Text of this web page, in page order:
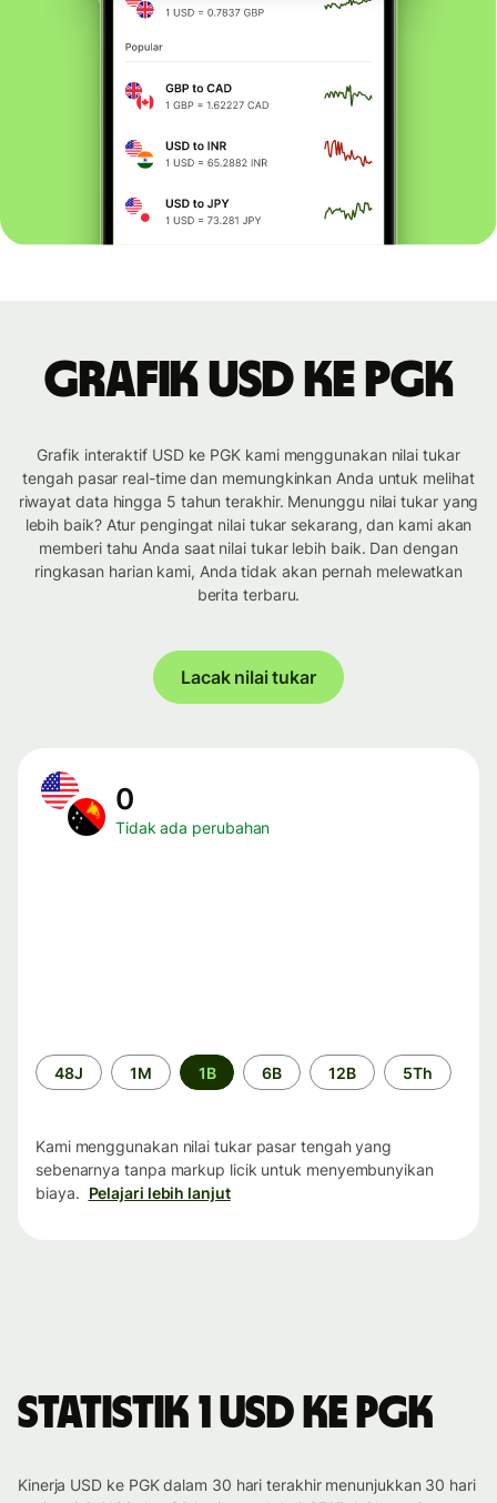
Grafik USD ke PGK
Grafik interaktif USD ke PGK kami menggunakan nilai tukar
tengah pasar real-time dan memungkinkan Anda untuk melihat
riwayat data hingga 5 tahun terakhir. Menunggu nilai tukar yang
lebih baik? Atur pengingat nilai tukar sekarang, dan kami akan
memberi tahu Anda saat nilai tukar lebih baik. Dan dengan
ringkasan harian kami, Anda tidak akan pernah melewatkan
berita terbaru.
Lacak nilai tukar
0
Tidak ada perubahan
Periode
waktu
48J 1M 1B 6B 12B 5Th
Kami menggunakan nilai tukar pasar tengah yang
sebenarnya tanpa markup licik untuk menyembunyikan
biaya. Pelajari lebih lanjut
Statistik 1 USD ke PGK
Kinerja USD ke PGK dalam 30 hari terakhir menunjukkan 30 hari